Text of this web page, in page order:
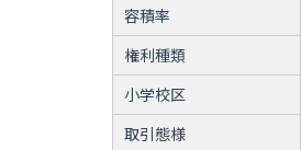
容積率
権利種類
小学校区
取引態様